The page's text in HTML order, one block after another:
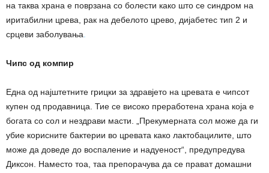
на таква храна е поврзана со болести како што се синдром на
иритабилни црева, рак на дебелото црево, дијабетес тип 2 и
срцеви заболувања
Чипс од компир
Една од најштетните грицки за здравјето на цревата е чипсот
купен од продавница. Тие се високо преработена храна која е
богата со сол и нездрави масти. „Прекумерната сол може да ги
убие корисните бактерии во цревата како лактобацилите, што
може да доведе до воспаление и надуеност“, предупредува
Диксон. Наместо тоа, таа препорачува да се прават домашни